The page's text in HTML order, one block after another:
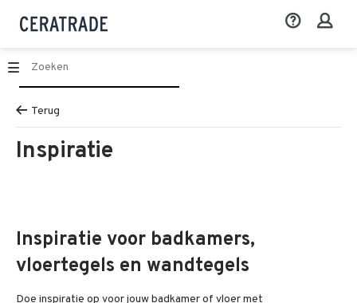
Terug
Inspiratie
Inspiratie voor badkamers,
vloertegels en wandtegels
Doe inspiratie op voor jouw badkamer of vloer met